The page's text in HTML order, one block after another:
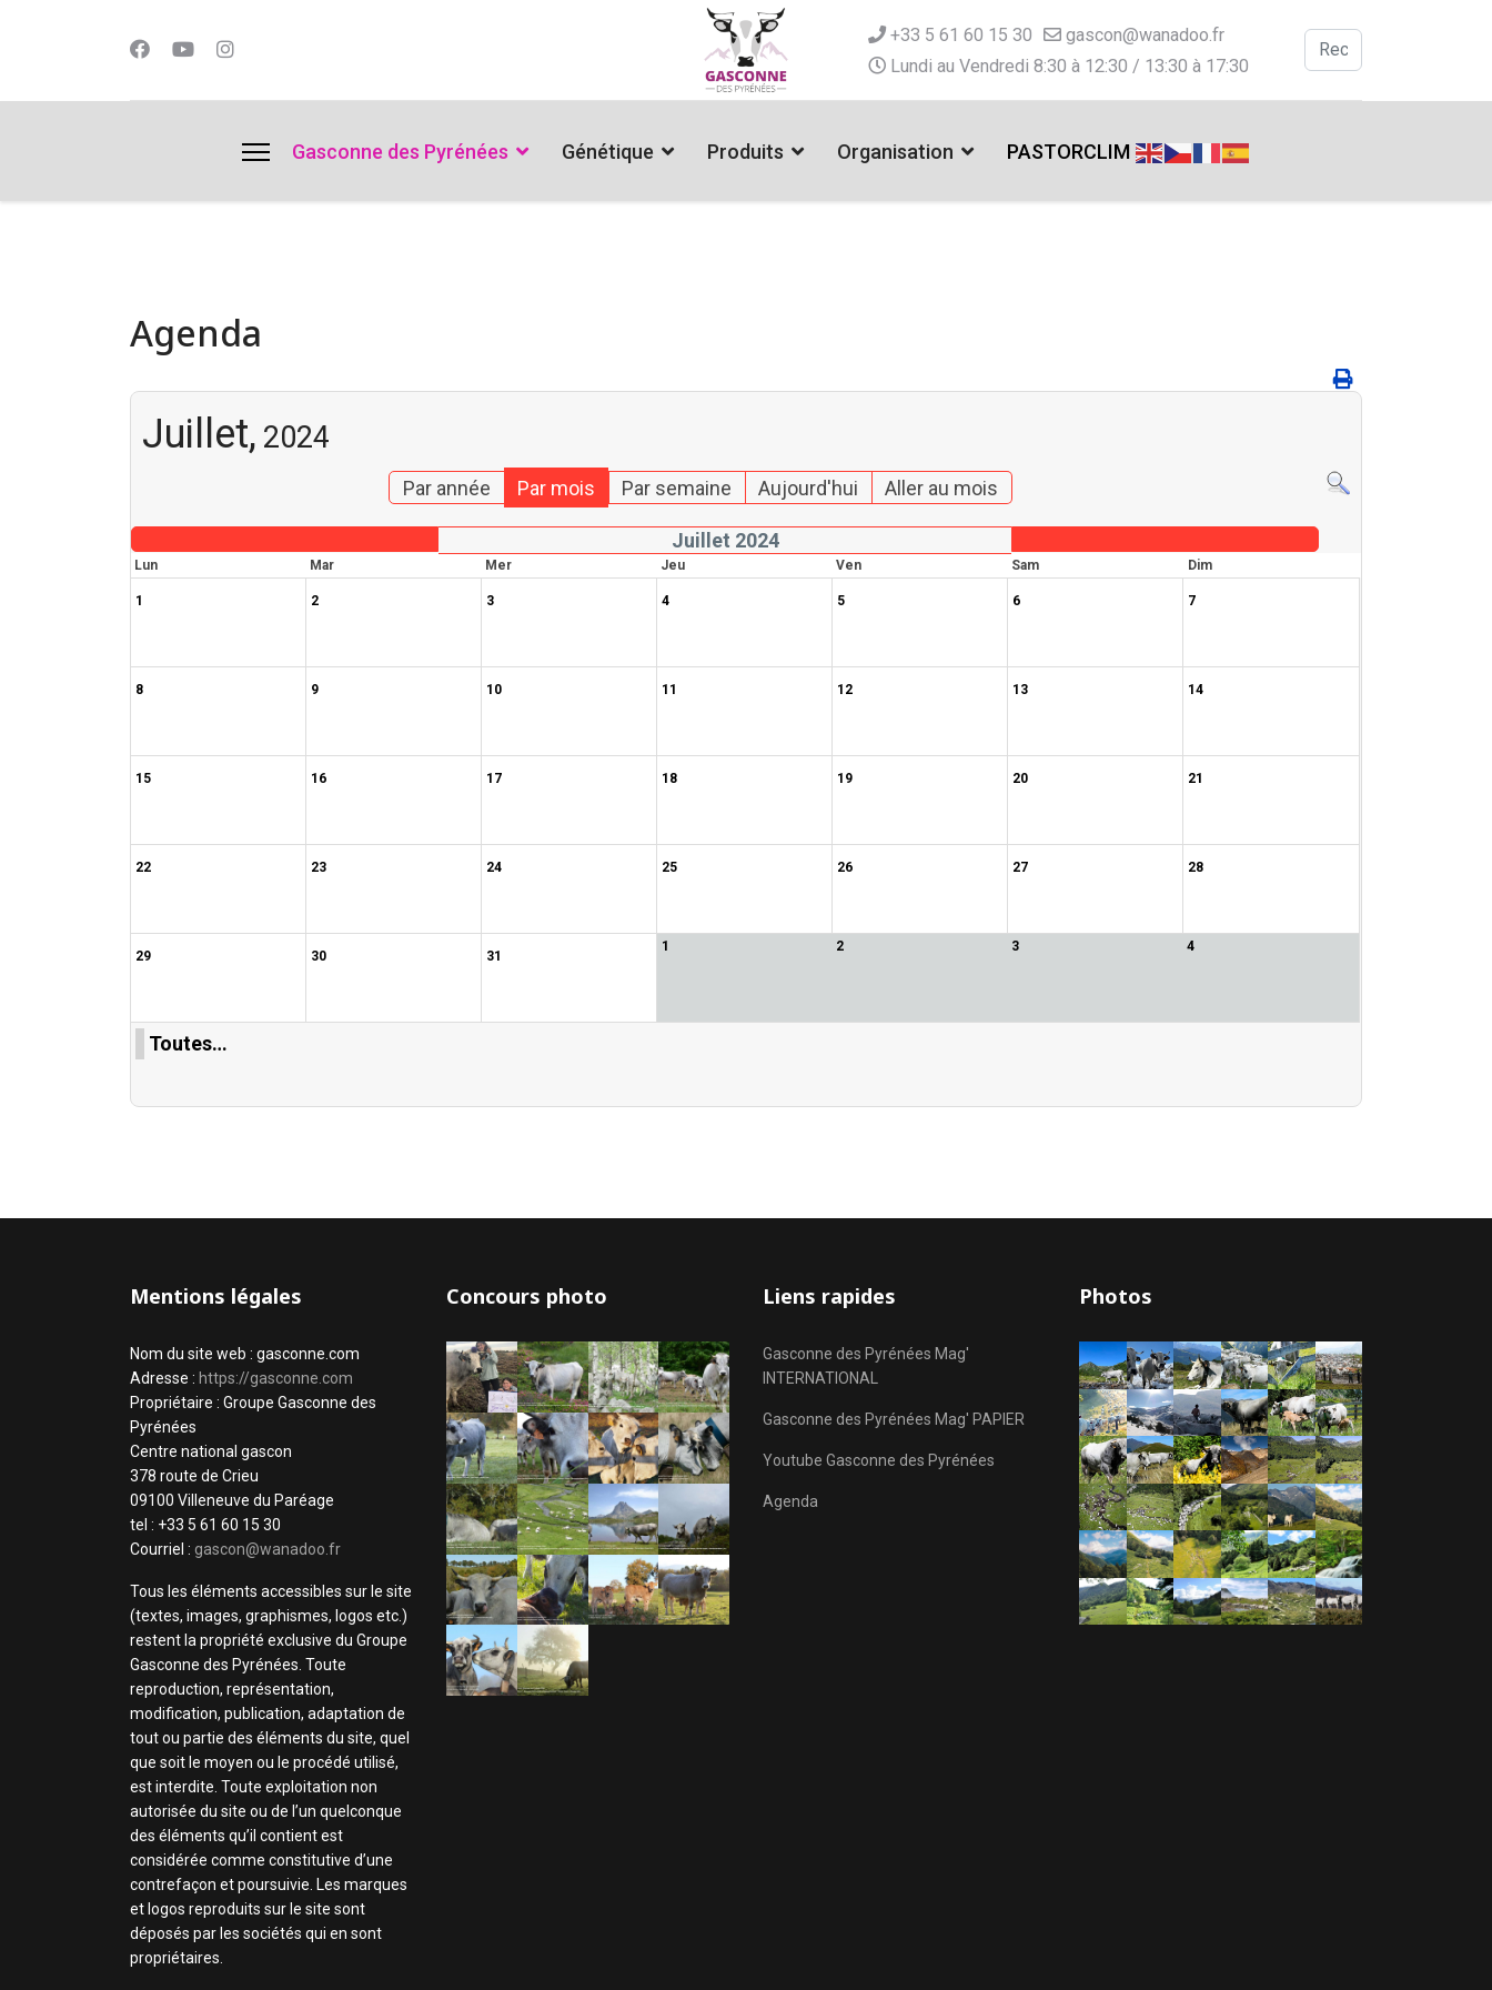
+33 5 61 60 15 30
gascon@wanadoo.fr
Lundi au Vendredi 8:30 à 12:30 / 13:30 à 17:30
Valider
Gasconne des Pyrénées Génétique Produits Organisation PASTORCLIM
Agenda
Juillet, 2024
Par année Par mois Par semaine Aujourd'hui Aller au mois
Juillet 2024
Lun Mar Mer Jeu Ven Sam Dim
1 2 3 4 5 6 7
8 9 10 11 12 13 14
15 16 17 18 19 20 21
22 23 24 25 26 27 28
29 30 31
1 2 3 4
Toutes…
Mentions légales
Nom du site web : gasconne.com
Adresse : https://gasconne.com
Propriétaire : Groupe Gasconne des
Pyrénées
Centre national gascon
378 route de Crieu
09100 Villeneuve du Paréage
tel : +33 5 61 60 15 30
Courriel : gascon@wanadoo.fr
Tous les éléments accessibles sur le site
(textes, images, graphismes, logos etc.)
restent la propriété exclusive du Groupe
Gasconne des Pyrénées. Toute
reproduction, représentation,
modification, publication, adaptation de
tout ou partie des éléments du site, quel
que soit le moyen ou le procédé utilisé,
est interdite. Toute exploitation non
autorisée du site ou de l’un quelconque
des éléments qu’il contient est
considérée comme constitutive d’une
contrefaçon et poursuivie. Les marques
et logos reproduits sur le site sont
déposés par les sociétés qui en sont
propriétaires.
Concours photo Liens rapides
Gasconne des Pyrénées Mag'
INTERNATIONAL
Gasconne des Pyrénées Mag' PAPIER
Youtube Gasconne des Pyrénées
Agenda
Photos